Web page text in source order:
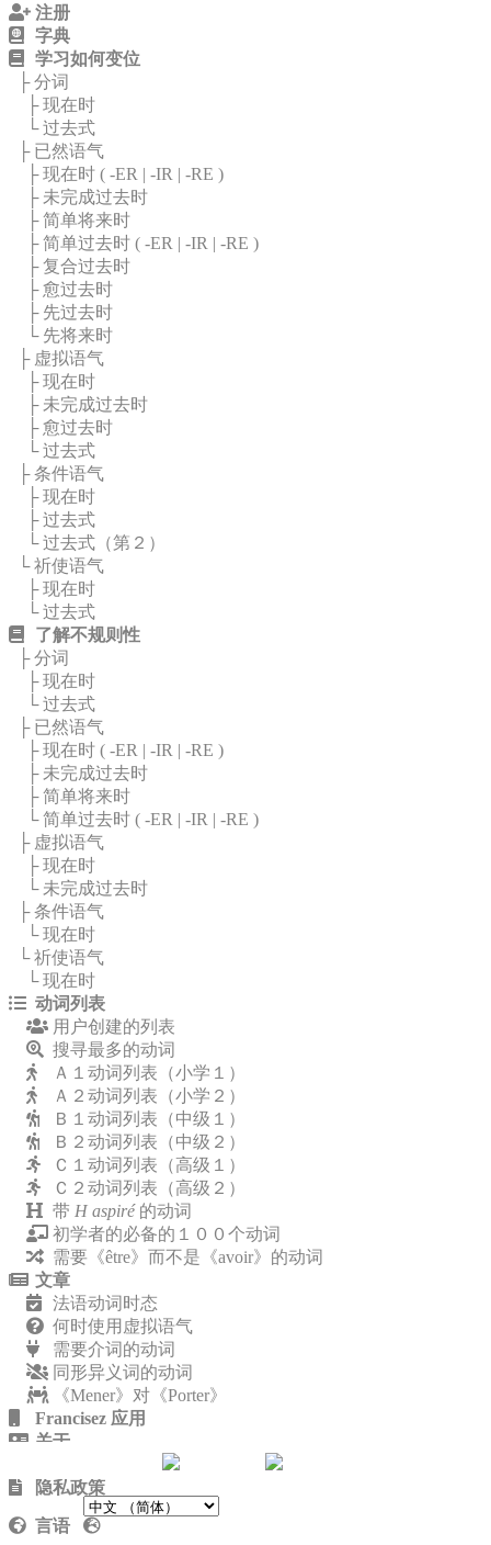
注册
字典
学习如何变位
├ 分词
├ 现在时
└ 过去式
├ 已然语气
├ 现在时 ( -ER | -IR | -RE )
├ 未完成过去时
├ 简单将来时
├ 简单过去时 ( -ER | -IR | -RE )
├ 复合过去时
├ 愈过去时
├ 先过去时
└ 先将来时
├ 虚拟语气
├ 现在时
├ 未完成过去时
├ 愈过去时
└ 过去式
├ 条件语气
├ 现在时
├ 过去式
└ 过去式（第２）
└ 祈使语气
├ 现在时
└ 过去式
了解不规则性
├ 分词
├ 现在时
└ 过去式
├ 已然语气
├ 现在时 ( -ER | -IR | -RE )
├ 未完成过去时
├ 简单将来时
└ 简单过去时 ( -ER | -IR | -RE )
├ 虚拟语气
├ 现在时
└ 未完成过去时
├ 条件语气
└ 现在时
└ 祈使语气
└ 现在时
动词列表
用户创建的列表
搜寻最多的动词
Ａ１动词列表（小学１）
Ａ２动词列表（小学２）
Ｂ１动词列表（中级１）
Ｂ２动词列表（中级２）
Ｃ１动词列表（高级１）
Ｃ２动词列表（高级２）
带 H aspiré的动词
初学者的必备的１００个动词
需要《être》而不是《avoir》的动词
文章
法语动词时态
何时使用虚拟语气
需要介词的动词
同形异义词的动词
《Mener》对《Porter》
Francisez 应用
关于
隐私政策
言语